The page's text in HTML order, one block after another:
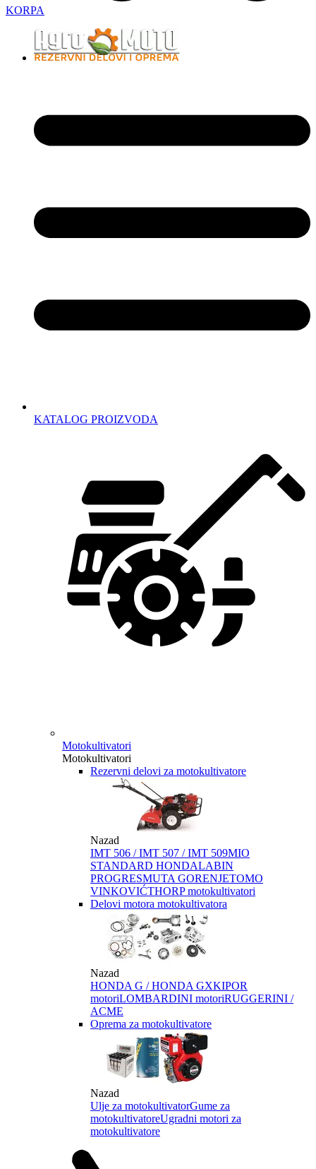
KORPA
KATALOG PROIZVODA
Motokultivatori
Motokultivatori
Rezervni delovi za motokultivatore
Nazad
IMT 506 / IMT 507 / IMT 509MIO
STANDARD HONDALABIN
PROGRESMUTA GORENJETOMO
VINKOVIĆTHORP motokultivatori
Delovi motora motokultivatora
Nazad
HONDA G / HONDA GXKIPOR
motoriLOMBARDINI motoriRUGGERINI /
ACME
Oprema za motokultivatore
Nazad
Ulje za motokultivatorGume za
motokultivatoreUgradni motori za
motokultivatore